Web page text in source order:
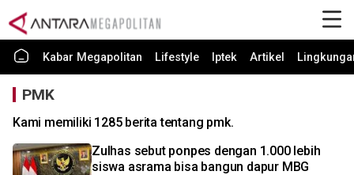
Kabar Megapolitan Lifestyle Iptek Artikel
PMK
Kami memiliki 1285 berita tentang pmk.
Zulhas sebut ponpes dengan 1.000 lebih
siswa asrama bisa bangun dapur MBG